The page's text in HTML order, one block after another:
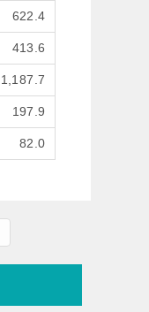
622.4
413.6
1,187.7
197.9
82.0